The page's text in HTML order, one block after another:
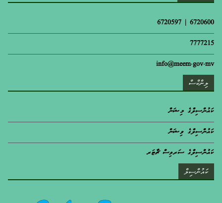
6720600 | 6720597
7777215
info@meem.gov.mv
ލިންކްސް
ކައުންސިލްގެ މިޝަން
ކައުންސިލްގެ ވިޝަން
ކައުންސިލްގެ ސަރވިސް ޗާޓަރ
ކައުންސިލް